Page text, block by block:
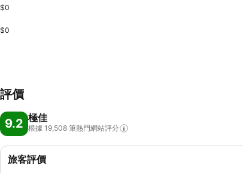
$0
$0
評價
9.2 極佳
根據 19,508 筆熱門網站評分
旅客評價